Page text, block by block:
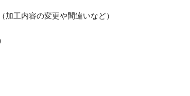
工内容の変更や間違いなど）